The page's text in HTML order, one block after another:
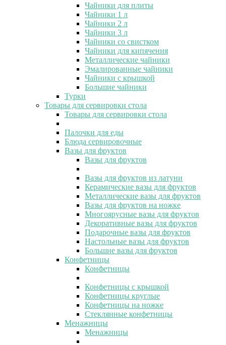
Чайники для плиты
Чайники 1 л
Чайники 2 л
Чайники 3 л
Чайники со свистком
Чайники для кипячения
Металлические чайники
Эмалированные чайники
Чайники с крышкой
Большие чайники
Турки
Товары для сервировки стола
Товары для сервировки стола
Палочки для еды
Блюда сервировочные
Вазы для фруктов
Вазы для фруктов
Вазы для фруктов из латуни
Керамические вазы для фруктов
Металлические вазы для фруктов
Вазы для фруктов на ножке
Многоярусные вазы для фруктов
Декоративные вазы для фруктов
Подарочные вазы для фруктов
Настольные вазы для фруктов
Большие вазы для фруктов
Конфетницы
Конфетницы
Конфетницы с крышкой
Конфетницы круглые
Конфетницы на ножке
Стеклянные конфетницы
Менажницы
Менажницы